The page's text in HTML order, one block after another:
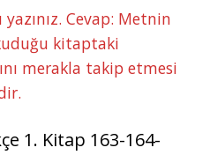
Cevap: Metnin
kitaptaki
merakla takip etmesi
1. Kitap 163-164-